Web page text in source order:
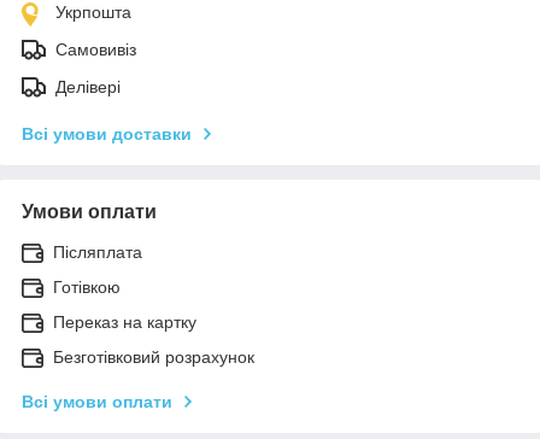
Укрпошта
Самовивіз
Делівері
Всі умови доставки
Умови оплати
Післяплата
Готівкою
Переказ на картку
Безготівковий розрахунок
Всі умови оплати